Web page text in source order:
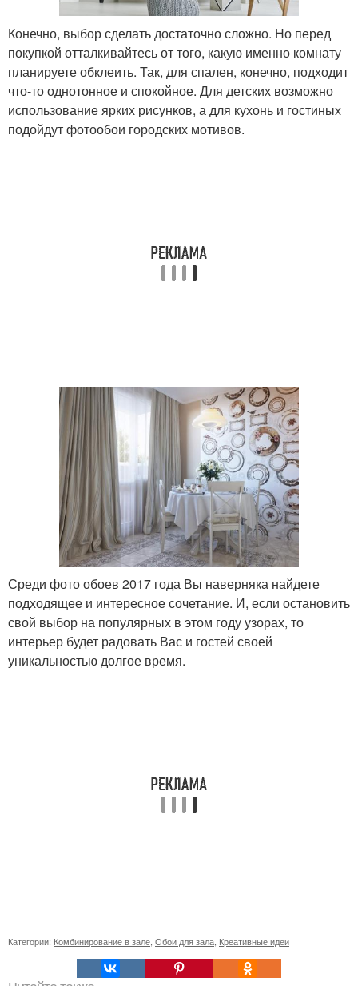
Конечно, выбор сделать достаточно сложно. Но перед
покупкой отталкивайтесь от того, какую именно комнату
планируете обклеить. Так, для спален, конечно, подходит
что-то однотонное и спокойное. Для детских возможно
использование ярких рисунков, а для кухонь и гостиных
подойдут фотообои городских мотивов.
Среди фото обоев 2017 года Вы наверняка найдете
подходящее и интересное сочетание. И, если остановить
свой выбор на популярных в этом году узорах, то
интерьер будет радовать Вас и гостей своей
уникальностью долгое время.
Категории: Комбинирование в зале Обои для зала Креативные идеи